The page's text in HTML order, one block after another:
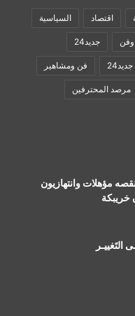
اقتصاد السياسية
وفن جديد24
فن ومشاهير
مرصد المحترفين
مؤهلات وانتهازيون
التَغييـر